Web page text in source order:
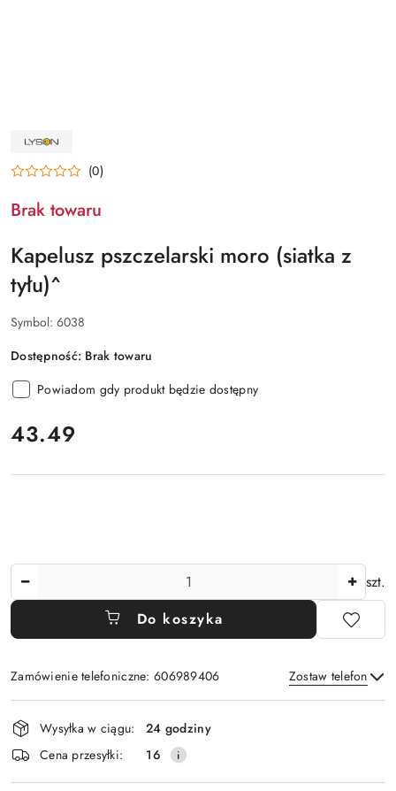
NAZWA
PRODUCENTA:
ŁYSOŃ
(0)
Brak towaru
Kapelusz pszczelarski moro (siatka z
tyłu)^
Symbol: 6038
Dostępność: Brak towaru
Powiadom gdy produkt będzie dostępny
cena:
43.49
szt.
Do koszyka
Zamówienie telefoniczne: 606989406 Zostaw telefon
Wyślij
Dostępność
i
dostawa
Wysyłka w ciągu:
24 godziny
Cena przesyłki:
16